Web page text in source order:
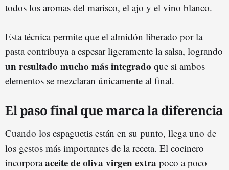
todos los aromas del marisco, el ajo y el vino blanco.
Esta técnica permite que el almidón liberado por la
pasta contribuya a espesar ligeramente la salsa, logrando
un resultado mucho más integrado que si ambos
elementos se mezclaran únicamente al final.
El paso final que marca la diferencia
Cuando los espaguetis están en su punto, llega uno de
los gestos más importantes de la receta. El cocinero
incorporaaceite de oliva virgen extra poco a poco